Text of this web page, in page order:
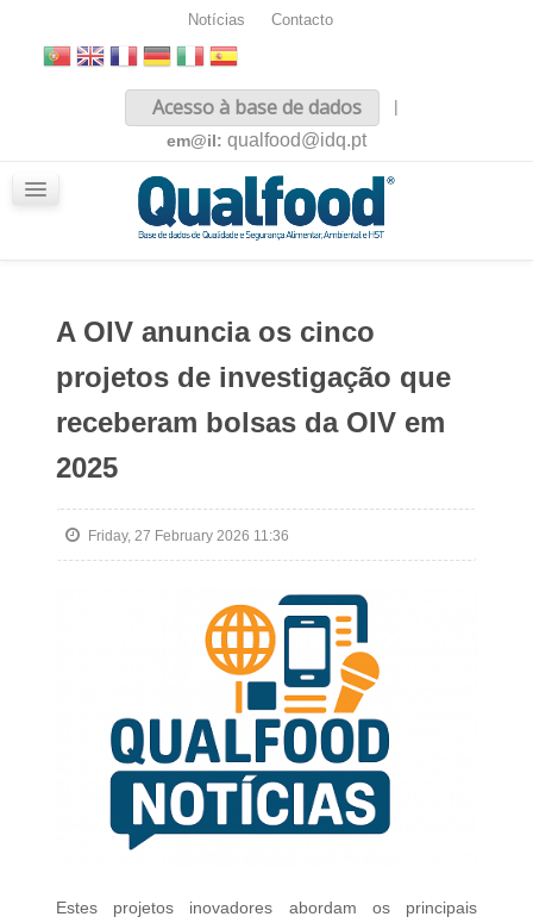
Notícias Contacto
Acesso à base de dados
|
em@il: qualfood@idq.pt
A OIV anuncia os cinco
projetos de investigação que
receberam bolsas da OIV em
2025
Friday, 27 February 2026 11:36
Estes projetos inovadores abordam os principais